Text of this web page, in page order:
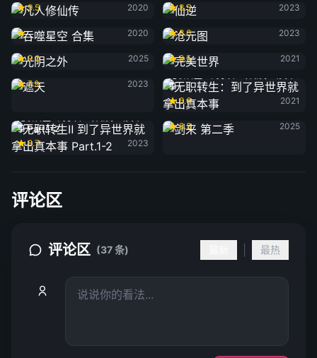
9.5
2020
8.5
2023
吞噬星空 合集
2020
沧元图
8.6
2023
光阴之外
9.0
2025
完美世界
8.5
2021
遮天
7.9
2023
事
6.6
2021
事 Part.1-2
8.7
2023
剑来 第二季
8.3
2025
评论区
评论区 (37 条) 最热